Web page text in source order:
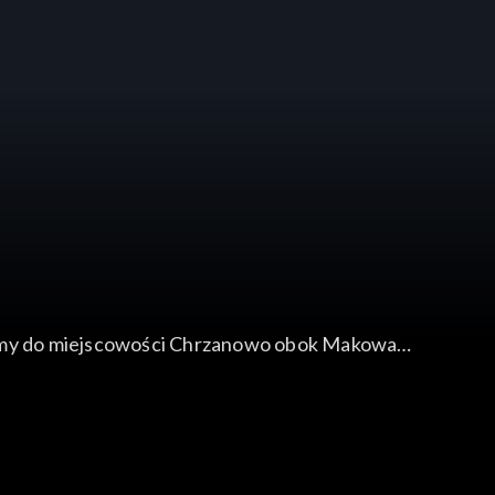
do miejscowości Chrzanowo obok Makowa
jaki zjadano w ciągu dnia.